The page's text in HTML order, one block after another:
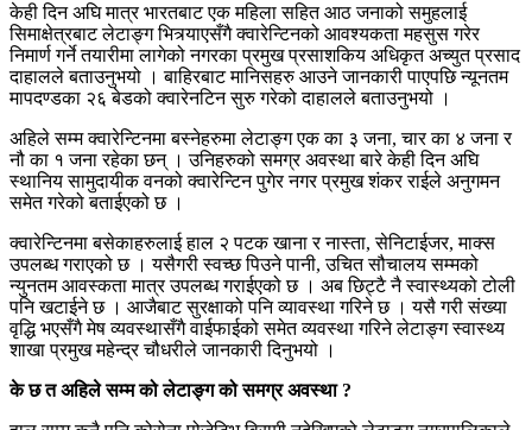
केही दिन अघि मात्र भारतबाट एक महिला सहित आठ जनाको समुहलाई
सिमाक्षेत्रबाट लेटाङ्ग भित्र्याएसँगै क्वारेन्टिनको आवश्यकता महसुस गरेर
निमार्ण गर्ने तयारीमा लागेको नगरका प्रमुख प्रसाशकिय अधिकृत अच्युत प्रसाद
दाहालले बताउनुभयो । बाहिरबाट मानिसहरु आउने जानकारी पाएपछि न्यूनतम
मापदण्डका २६ बेडको क्वारेनटिन सुरु गरेको दाहालले बताउनुभयो ।
अहिले सम्म क्वारेन्टिनमा बस्नेहरुमा लेटाङ्ग एक का ३ जना, चार का ४ जना र
नौ का १ जना रहेका छन् । उनिहरुको समग्र अवस्था बारे केही दिन अघि
स्थानिय सामुदायीक वनको क्वारेन्टिन पुगेर नगर प्रमुख शंकर राईले अनुगमन
समेत गरेको बताईएको छ ।
क्वारेन्टिनमा बसेकाहरुलाई हाल २ पटक खाना र नास्ता, सेनिटाईजर, माक्स
उपलब्ध गराएको छ । यसैगरी स्वच्छ पिउने पानी, उचित सौचालय सम्मको
न्युनतम आवस्कता मात्र उपलब्ध गराईएको छ । अब छिट्टै नै स्वास्थ्यको टोली
पनि खटाईने छ । आजैबाट सुरक्षाको पनि व्यावस्था गरिने छ । यसै गरी संख्या
वृद्धि भएसँगै मेष व्यवस्थासँगै वाईफाईको समेत व्यवस्था गरिने लेटाङ्ग स्वास्थ्य
शाखा प्रमुख महेन्द्र चौधरीले जानकारी दिनुभयो ।
के छ त अहिले सम्म को लेटाङ्ग को समग्र अवस्था ?